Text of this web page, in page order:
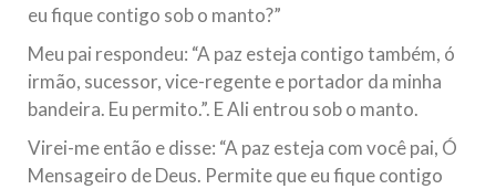
eu fique contigo sob o manto?”
Meu pai respondeu: “A paz esteja contigo também, ó
irmão, sucessor, vice-regente e portador da minha
bandeira. Eu permito.”. E Ali entrou sob o manto.
Virei-me então e disse: “A paz esteja com você pai, Ó
Mensageiro de Deus. Permite que eu fique contigo